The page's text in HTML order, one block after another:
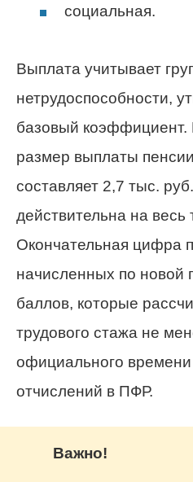
социальная.
Выплата учитывает
нетрудоспособности,
базовый
размер выплаты
составляет 2,7 тыс.
действительна на весь
Окончательная цифра
начисленных по
баллов, которые
трудового стажа не
официального времени
отчислений в ПФР.
Важно!